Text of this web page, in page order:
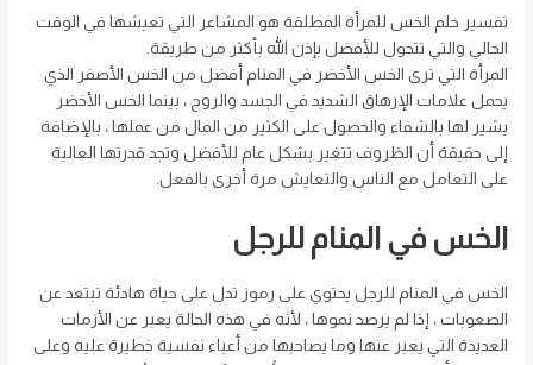
تفسير حلم الخس للمرأة المطلقة هو المشاعر التي تعيشها في الوقت
الحالي والتي تتحول للأفضل بإذن الله بأكثر من طريقة.
المرأة التي ترى الخس الأخضر في المنام أفضل من الخس الأصفر الذي
يحمل علامات الإرهاق الشديد في الجسد والروح ، بينما الخس الأخضر
يشير لها بالشفاء والحصول على الكثير من المال من عملها ، بالإضافة
إلى حقيقة أن الظروف تتغير بشكل عام للأفضل وتجد قدرتها العالية
على التعامل مع الناس والتعايش مرة أخرى بالفعل.
الخس في المنام للرجل
الخس في المنام للرجل يحتوي على رموز تدل على حياة هادئة تبتعد عن
الصعوبات ، إذا لم يرصد نموها ، لأنه في هذه الحالة يعبر عن الأزمات
العديدة التي يعبر عنها وما يصاحبها من أعباء نفسية خطيرة عليه وعلى